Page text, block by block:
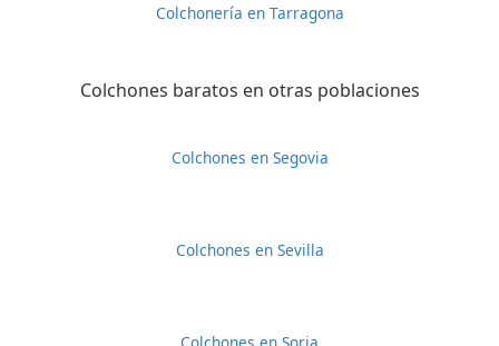
Colchonería en Tarragona
Colchones baratos en otras poblaciones
Colchones en Segovia
Colchones en Sevilla